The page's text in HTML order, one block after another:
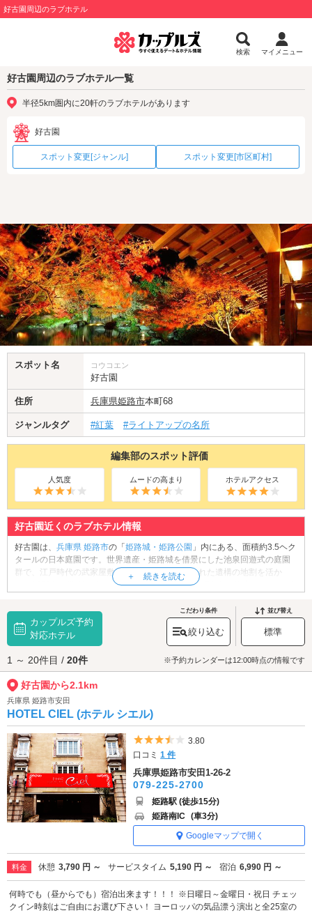
好古園周辺のラブホテル
検索 マイメニュー
好古園周辺のラブホテル一覧
半径5km圏内に20軒のラブホテルがあります
好古園
スポット変更[ジャンル] スポット変更[市区町村]
スポット名 コウコエン
好古園
住所 兵庫県姫路市本町68
ジャンルタグ #紅葉 #ライトアップの名所
編集部のスポット評価
人気度 ムードの高まり ホテルアクセス
好古園近くのラブホテル情報
好古園は、 兵庫県 姫路市の「姫路城・姫路公園 」内にある、面積約3.5ヘク
タールの日本庭園です。世界遺産・姫路城を借景にした池泉回遊式の庭園
群で、江戸時代の武家屋敷跡や発掘調査で確認された遺構の地割を活か
し、1992年に開園しました。門や築地塀などで仕切られた園内は、それぞ
利用されています。中でも、大池を配した「御屋敷の庭」は広々とした景
観が魅力で、錦鯉が泳ぐ池や滝、四季の草花が風情を添えます。初夏の新
緑や秋の紅葉も美しく、姫路城観光とあわせて立ち寄りたい庭園です。落
ち着いた景色を眺めながら、ゆったり散策を楽しんでみてください。
好古園へは、 姫路駅前・姫路城エリアのラブホテルからもアクセスが便利
です。
カップルズ予約
対応ホテル
こだわり条件
絞り込む
並び替え
標準
1 ～ 20件目 / 20件 ※予約カレンダーは12:00時点の情報です
好古園から2.1km
兵庫県 姫路市安田
HOTEL CIEL (ホテル シエル)
5つ星のうち3.5
3.80
口コミ1 件
兵庫県姫路市安田1-26-2
079-225-2700
姫路駅 (徒歩15分)
姫路南IC (車3分)
Googleマップで開く
料金 休憩 3,790 円 ～ サービスタイム 5,190 円 ～ 宿泊 6,990 円 ～
何時でも（昼からでも）宿泊出来ます！！！ ※日曜日～金曜日・祝日 チェッ
クイン時刻はご自由にお選び下さい！ ヨーロッパの気品漂う演出と全25室の